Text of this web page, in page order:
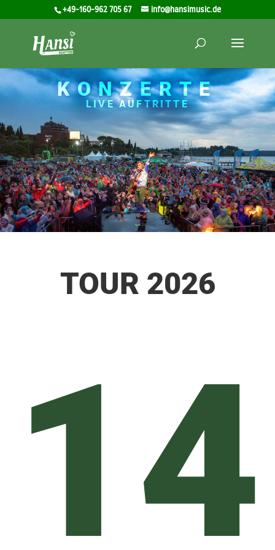
+49-160-962 705 67 info@hansimusic.de
KONZERTE
LIVE AUFTRITTE
TOUR 2026
14